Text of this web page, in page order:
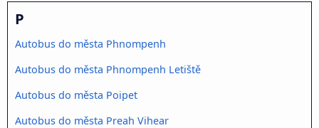
P
Autobus do města Phnompenh
Autobus do města Phnompenh Letiště
Autobus do města Poipet
Autobus do města Preah Vihear